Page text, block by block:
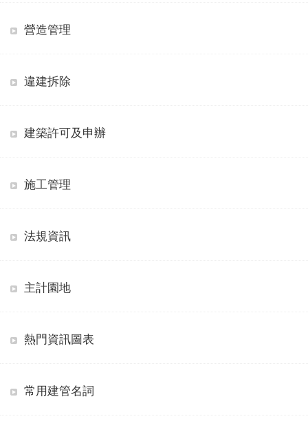
營造管理
違建拆除
建築許可及申辦
施工管理
法規資訊
主計園地
熱門資訊圖表
常用建管名詞